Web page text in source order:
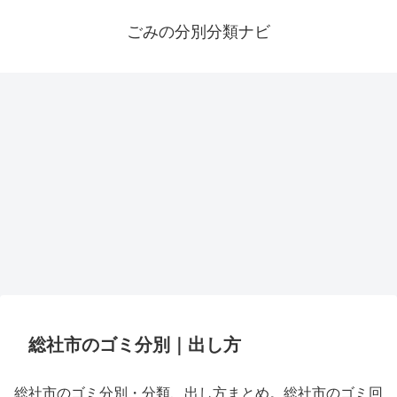
ごみの分別分類ナビ
総社市のゴミ分別｜出し方
総社市のゴミ分別・分類、出し方まとめ。総社市のゴミ回